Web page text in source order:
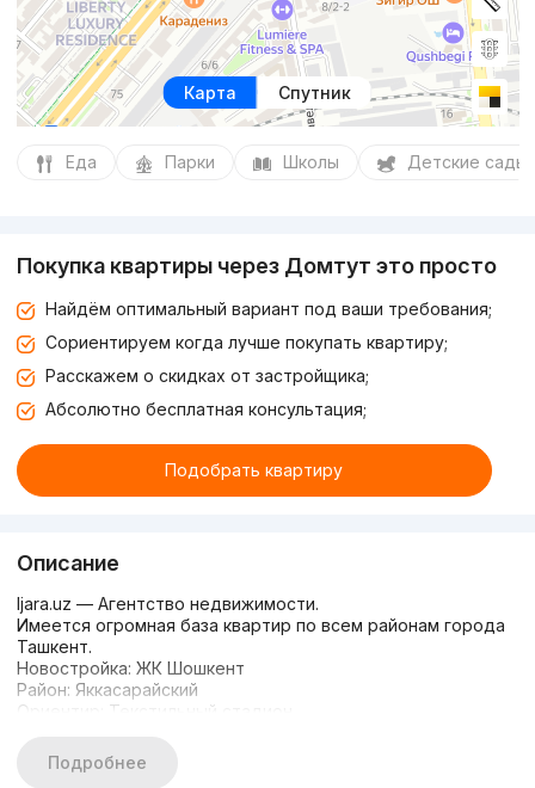
Карта Спутник
Еда Парки Школы Детские сады
Покупка квартиры через Домтут это просто
Найдём оптимальный вариант под ваши требования;
Сориентируем когда лучше покупать квартиру;
Расскажем о скидках от застройщика;
Абсолютно бесплатная консультация;
Подобрать квартиру
Описание
Ijara.uz — Агентство недвижимости.
Имеется огромная база квартир по всем районам города
Ташкент.
Новостройка: ЖК Шошкент
Район: Яккасарайский
Ориентир: Текстильный стадион
Комнат: 2
Этаж: 12
Подробнее